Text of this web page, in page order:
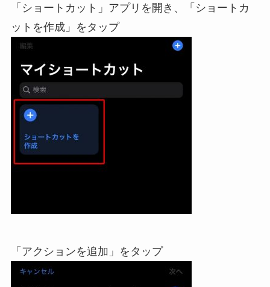
「ショートカット」アプリを開き、「ショートカ
ットを作成」をタップ
「アクションを追加」をタップ